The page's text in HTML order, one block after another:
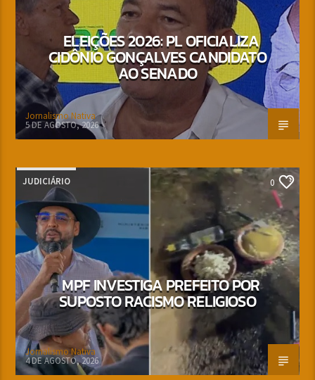
ELEIÇÕES 2026: PL OFICIALIZA
CIDÔNIO GONÇALVES CANDIDATO
AO SENADO
Jornalismo Nativa
5 DE AGOSTO, 2026
JUDICIÁRIO 0
MPF INVESTIGA PREFEITO POR
SUPOSTO RACISMO RELIGIOSO
Jornalismo Nativa
4 DE AGOSTO, 2026